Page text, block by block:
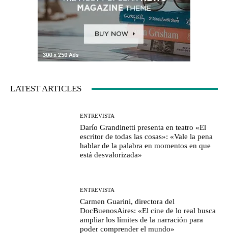
LATEST ARTICLES
ENTREVISTA
Darío Grandinetti presenta en teatro «El
escritor de todas las cosas»: «Vale la pena
hablar de la palabra en momentos en que
está desvalorizada»
ENTREVISTA
Carmen Guarini, directora del
DocBuenosAires: «El cine de lo real busca
ampliar los límites de la narración para
poder comprender el mundo»